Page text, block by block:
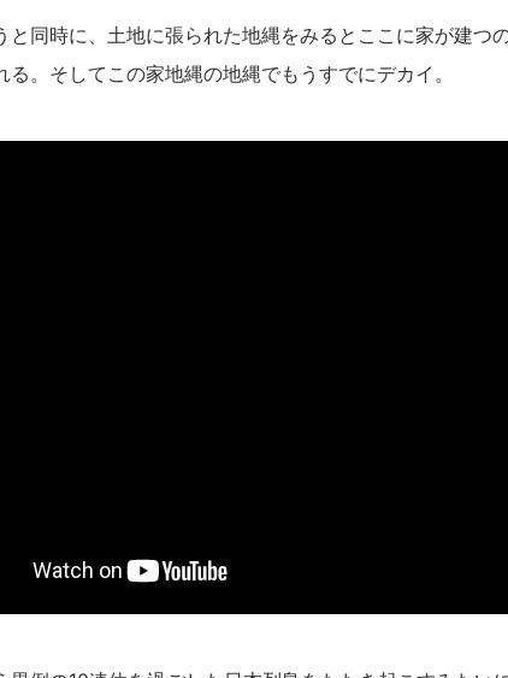
と同時に、土地に張られた地縄をみるとここに家が建つ
る。そしてこの家地縄の地縄でもうすでにデカイ。